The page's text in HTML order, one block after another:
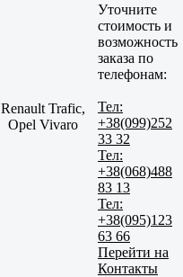
Renault Trafic,
Opel Vivaro
Уточните
стоимость и
возможность
заказа по
телефонам:
Тел:
+38(099)252
33 32
Тел:
+38(068)488
83 13
Тел:
+38(095)123
63 66
Перейти на
Контакты